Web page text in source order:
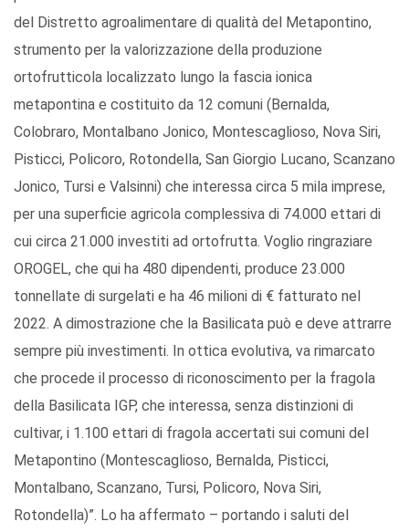
del Distretto agroalimentare di qualità del Metapontino,
strumento per la valorizzazione della produzione
ortofrutticola localizzato lungo la fascia ionica
metapontina e costituito da 12 comuni (Bernalda,
Colobraro, Montalbano Jonico, Montescaglioso, Nova Siri,
Pisticci, Policoro, Rotondella, San Giorgio Lucano, Scanzano
Jonico, Tursi e Valsinni) che interessa circa 5 mila imprese,
per una superficie agricola complessiva di 74.000 ettari di
cui circa 21.000 investiti ad ortofrutta. Voglio ringraziare
OROGEL, che qui ha 480 dipendenti, produce 23.000
tonnellate di surgelati e ha 46 milioni di € fatturato nel
2022. A dimostrazione che la Basilicata può e deve attrarre
sempre più investimenti. In ottica evolutiva, va rimarcato
che procede il processo di riconoscimento per la fragola
della Basilicata IGP, che interessa, senza distinzioni di
cultivar, i 1.100 ettari di fragola accertati sui comuni del
Metapontino (Montescaglioso, Bernalda, Pisticci,
Montalbano, Scanzano, Tursi, Policoro, Nova Siri,
Rotondella)”. Lo ha affermato – portando i saluti del